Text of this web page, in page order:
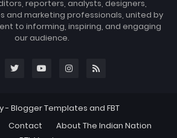
reporters, analysts, designers,
and marketing professionals, united by
to informing, inspiring, and engaging
our audience.
- Blogger Templates and FBT
Contact
About The Indian Nation